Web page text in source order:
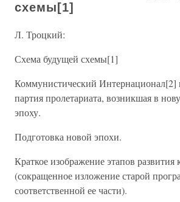
схемы[1]
Л. Троцкий:
Схема будущей схемы[1]
Коммунистический Интернационал[2]
партия пролетариата, возникшая в
эпоху.
Подготовка новой эпохи.
Краткое изображение этапов развития
(сокращенное изложение старой
соответственной ее части).